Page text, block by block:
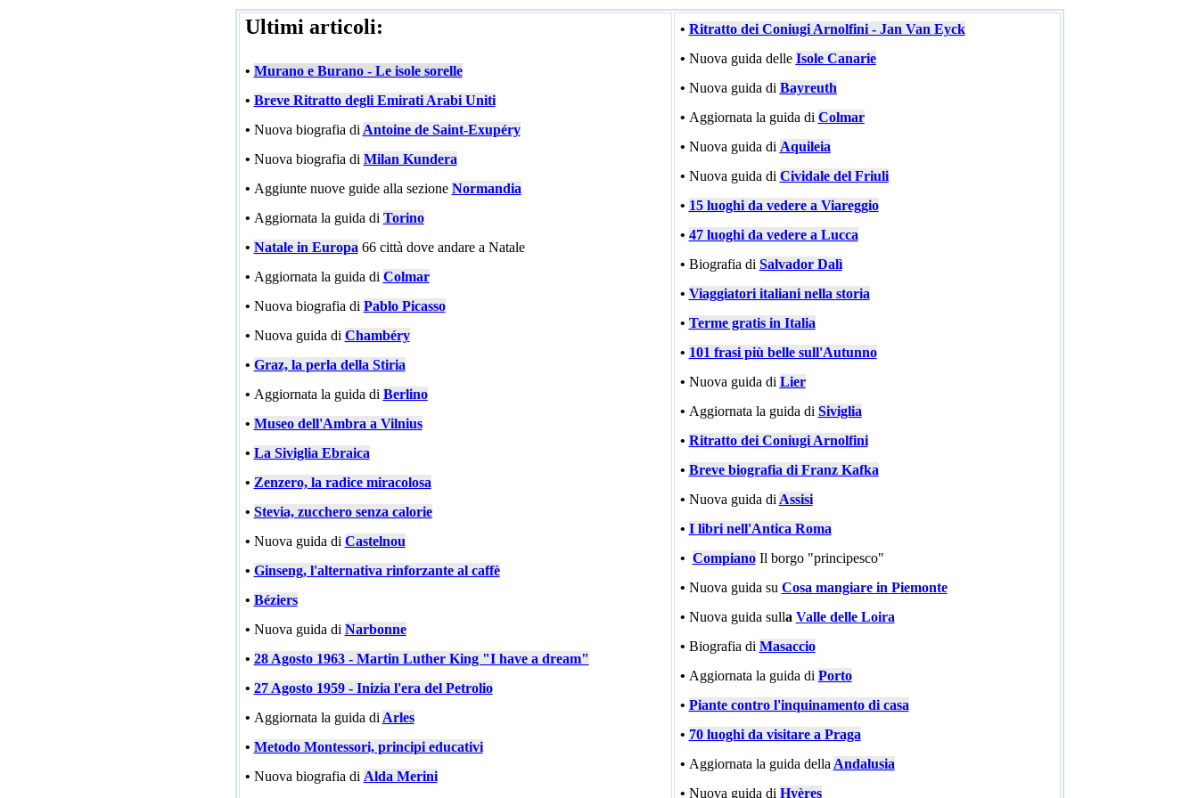
Ultimi articoli:
• Murano e Burano - Le isole sorelle
• Breve Ritratto degli Emirati Arabi Uniti
• Nuova biografia di Antoine de Saint-Exupéry
• Nuova biografia di Milan Kundera
• Aggiunte nuove guide alla sezione Normandia
• Aggiornata la guida di Torino
• Natale in Europa 66 città dove andare a Natale
• Aggiornata la guida di Colmar
• Nuova biografia di Pablo Picasso
• Nuova guida di Chambéry
• Graz, la perla della Stiria
• Aggiornata la guida di Berlino
• Museo dell'Ambra a Vilnius
• La Siviglia Ebraica
• Zenzero, la radice miracolosa
• Stevia, zucchero senza calorie
• Nuova guida di Castelnou
• Ginseng, l'alternativa rinforzante al caffè
• Béziers
• Nuova guida di Narbonne
• 28 Agosto 1963 - Martin Luther King "I have a dream"
• 27 Agosto 1959 - Inizia l'era del Petrolio
• Aggiornata la guida di Arles
• Metodo Montessori, principi educativi
• Nuova biografia di Alda Merini
• Ritratto dei Coniugi Arnolfini - Jan Van Eyck
• Nuova guida delle Isole Canarie
• Nuova guida di Bayreuth
• Aggiornata la guida di Colmar
• Nuova guida di Aquileia
• Nuova guida di Cividale del Friuli
• 15 luoghi da vedere a Viareggio
• 47 luoghi da vedere a Lucca
• Biografia di Salvador Dalì
• Viaggiatori italiani nella storia
• Terme gratis in Italia
• 101 frasi più belle sull'Autunno
• Nuova guida di Lier
• Aggiornata la guida di Siviglia
• Ritratto dei Coniugi Arnolfini
• Breve biografia di Franz Kafka
• Nuova guida di Assisi
• I libri nell'Antica Roma
• Compiano Il borgo "principesco"
• Nuova guida su Cosa mangiare in Piemonte
• Nuova guida sulla Valle delle Loira
• Biografia di Masaccio
• Aggiornata la guida di Porto
• Piante contro l'inquinamento di casa
• 70 luoghi da visitare a Praga
• Aggiornata la guida della Andalusia
• Nuova guida di Hyères